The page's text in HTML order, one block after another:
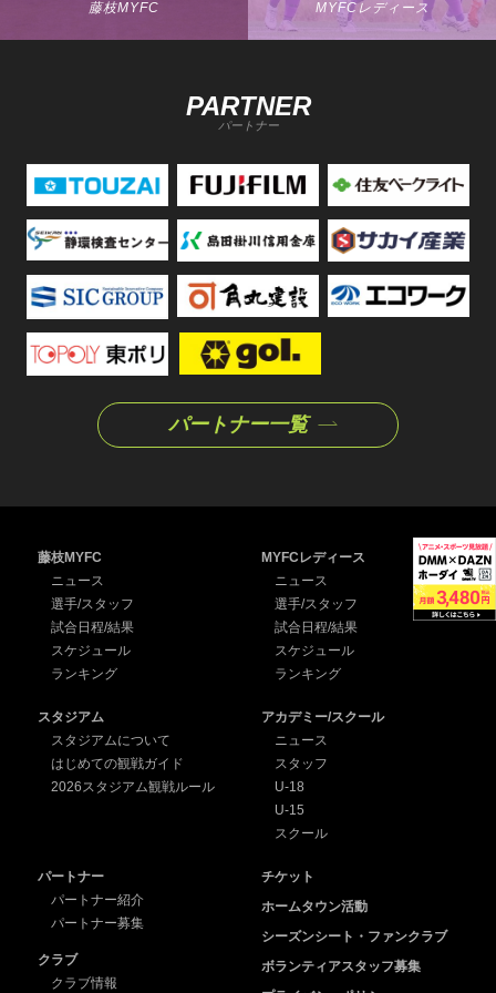
藤枝MYFC MYFCレディース
PARTNER
パートナー
パートナー一覧
藤枝MYFC
ニュース
選手/スタッフ
試合日程/結果
スケジュール
ランキング
MYFCレディース
ニュース
選手/スタッフ
試合日程/結果
スケジュール
ランキング
スタジアム
スタジアムについて
はじめての観戦ガイド
2026スタジアム観戦ルール
アカデミー/スクール
ニュース
スタッフ
U-18
U-15
スクール
パートナー
パートナー紹介
パートナー募集
クラブ
クラブ情報
チケット
ホームタウン活動
シーズンシート・ファンクラブ
ボランティアスタッフ募集